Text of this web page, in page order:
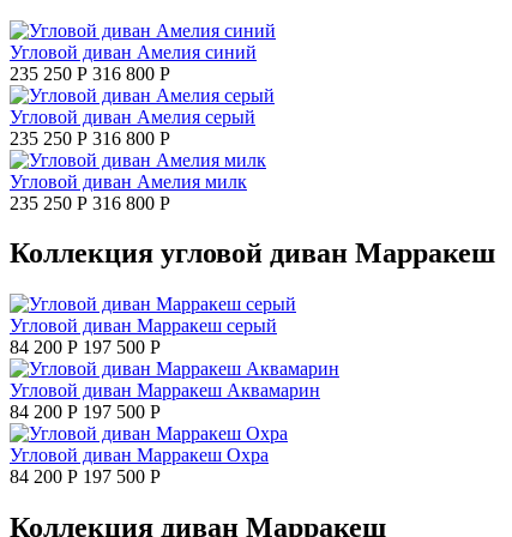
Угловой диван Амелия синий
235 250 Р 316 800 Р
Угловой диван Амелия серый
235 250 Р 316 800 Р
Угловой диван Амелия милк
235 250 Р 316 800 Р
Коллекция угловой диван Марракеш
Угловой диван Марракеш серый
84 200 Р 197 500 Р
Угловой диван Марракеш Аквамарин
84 200 Р 197 500 Р
Угловой диван Марракеш Охра
84 200 Р 197 500 Р
Коллекция диван Марракеш